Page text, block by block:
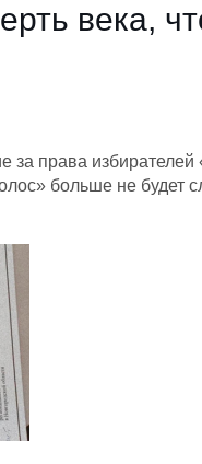
века,
за права
больше не будет